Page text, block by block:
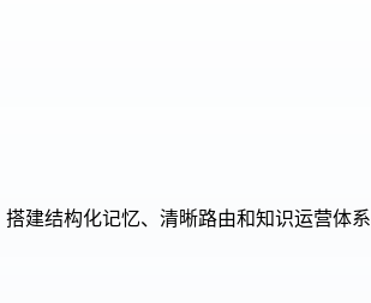
建结构化记忆、清晰路由和知识运营体系